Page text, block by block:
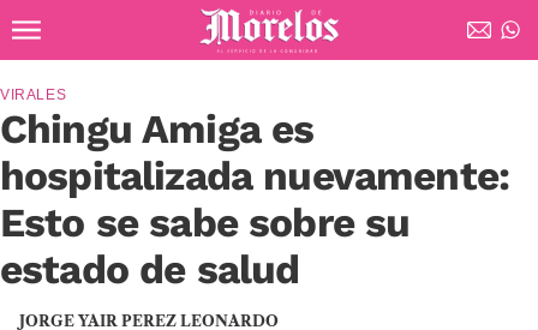
Diario de Morelos
Chingu Amiga es
hospitalizada nuevamente:
Esto se sabe sobre su
estado de salud
VIRALES
JORGE YAIR PEREZ LEONARDO